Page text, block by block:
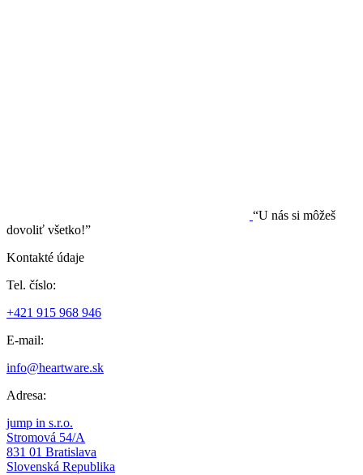
“U nás si môžeš
dovoliť všetko!”
Kontakté údaje
Tel. číslo:
+421 915 968 946
E-mail:
info@heartware.sk
Adresa:
jump in s.r.o.
Stromová 54/A
831 01 Bratislava
Slovenská Republika